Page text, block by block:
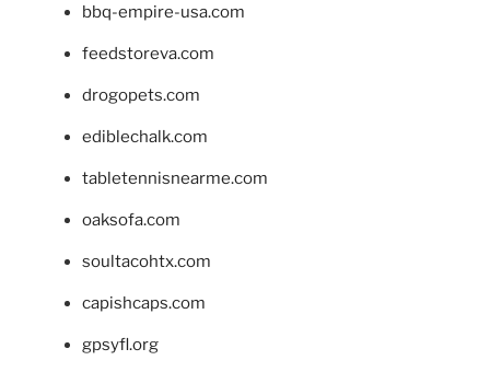
bbq-empire-usa.com
feedstoreva.com
drogopets.com
ediblechalk.com
tabletennisnearme.com
oaksofa.com
soultacohtx.com
capishcaps.com
gpsyfl.org